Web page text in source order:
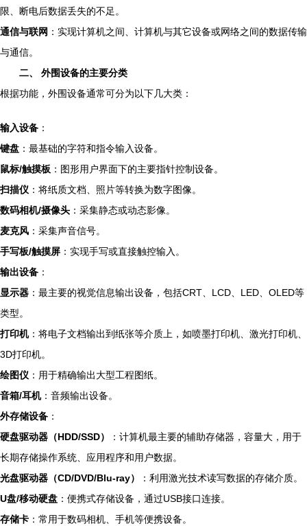
限、断电后数据丢失的不足。
通信与联网 ：实现计算机之间、计算机与其它设备或网络之间的数据传输
与通信。
二、 外围设备的主要分类
根据功能，外围设备通常可分为以下几大类：
输入设备 ：
键盘 ：最基础的字符和指令输入设备。
鼠标/触摸板 ：图形用户界面下的主要指针控制设备。
扫描仪 ：将纸质文档、照片等转换为数字图像。
数码相机/摄像头 ：采集静态或动态影像。
麦克风 ：采集声音信号。
手写板/触摸屏 ：实现手写或直接触控输入。
输出设备 ：
显示器 ：最主要的视觉信息输出设备，包括CRT、LCD、LED、OLED等
类型。
打印机：将电子文档输出到纸张等介质上，如喷墨打印机、激光打印机、
3D打印机。
绘图仪 ：用于精确输出大型工程图纸。
音箱/耳机：音频输出设备。
外存储设备 ：
硬盘驱动器（HDD/SSD）
：计算机最主要的辅助存储器，容量大，用于
长期存储操作系统、应用程序和用户数据。
光盘驱动器（CD/DVD/Blu-ray）
：利用激光技术读写数据的存储介质。
U盘/移动硬盘 ：便携式存储设备，通过USB接口连接。
存储卡 ：常用于数码相机、手机等便携设备。